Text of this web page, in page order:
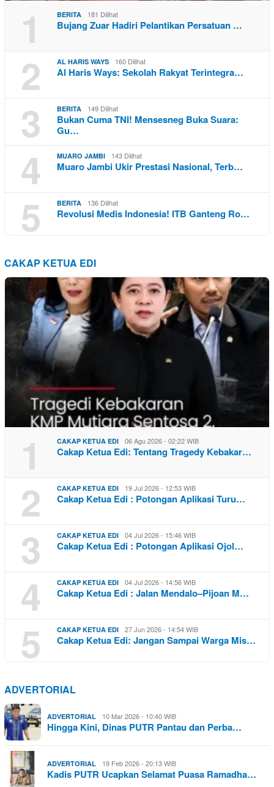
1 BERITA 181 Dilihat
Bujang Zuar Hadiri Pelantikan Persatuan …
2 AL HARIS WAYS 160 Dilihat
Al Haris Ways: Sekolah Rakyat Terintegra…
3 BERITA 149 Dilihat
Bukan Cuma TNI! Mensesneg Buka Suara:
Gu…
4 MUARO JAMBI 143 Dilihat
Muaro Jambi Ukir Prestasi Nasional, Terb…
5 BERITA 136 Dilihat
Revolusi Medis Indonesia! ITB Ganteng Ro…
CAKAP KETUA EDI
1 CAKAP KETUA EDI 06 Agu 2026 - 02:22 WIB
Cakap Ketua Edi: Tentang Tragedy Kebakar…
2 CAKAP KETUA EDI 19 Jul 2026 - 12:53 WIB
Cakap Ketua Edi : Potongan Aplikasi Turu…
3 CAKAP KETUA EDI 04 Jul 2026 - 15:46 WIB
Cakap Ketua Edi : Potongan Aplikasi Ojol…
4 CAKAP KETUA EDI 04 Jul 2026 - 14:56 WIB
Cakap Ketua Edi : Jalan Mendalo–Pijoan M…
5 CAKAP KETUA EDI 27 Jun 2026 - 14:54 WIB
Cakap Ketua Edi: Jangan Sampai Warga Mis…
ADVERTORIAL
ADVERTORIAL 10 Mar 2026 - 10:40 WIB
Hingga Kini, Dinas PUTR Pantau dan Perba…
ADVERTORIAL 19 Feb 2026 - 20:13 WIB
Kadis PUTR Ucapkan Selamat Puasa Ramadha…